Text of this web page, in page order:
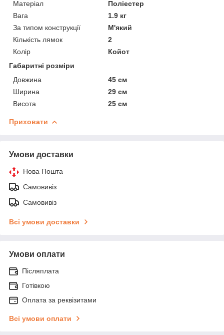
Матеріал
Поліестер
Вага
1.9 кг
За типом конструкції
М'який
Кількість лямок
2
Колір
Койот
Габаритні розміри
Довжина
45 см
Ширина
29 см
Висота
25 см
Приховати
Умови доставки
Нова Пошта
Самовивіз
Самовивіз
Всі умови доставки
Умови оплати
Післяплата
Готівкою
Оплата за реквізитами
Всі умови оплати